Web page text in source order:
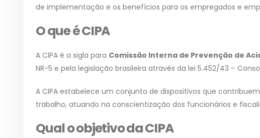
de implementação e os benefícios para os empregados e
O que é CIPA
A CIPA é a sigla para Comissão Interna de Prevenção de
NR-5 e pela legislação brasileira através da lei 5.452/43 –
A CIPA estabelece um conjunto de dispositivos que
trabalho, atuando na conscientização dos funcionários e
Qual o objetivo da CIPA